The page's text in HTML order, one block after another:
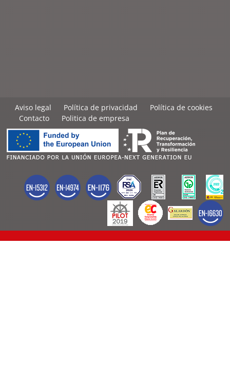
Aviso legal Política de privacidad
Política de cookies
Contacto
Politica de empresa